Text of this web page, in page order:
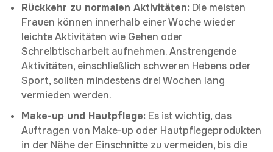
Rückkehr zu normalen Aktivitäten: Die meisten
Frauen können innerhalb einer Woche wieder
leichte Aktivitäten wie Gehen oder
Schreibtischarbeit aufnehmen. Anstrengende
Aktivitäten, einschließlich schweren Hebens oder
Sport, sollten mindestens drei Wochen lang
vermieden werden.
Make-up und Hautpflege: Es ist wichtig, das
Auftragen von Make-up oder Hautpflegeprodukten
in der Nähe der Einschnitte zu vermeiden, bis die